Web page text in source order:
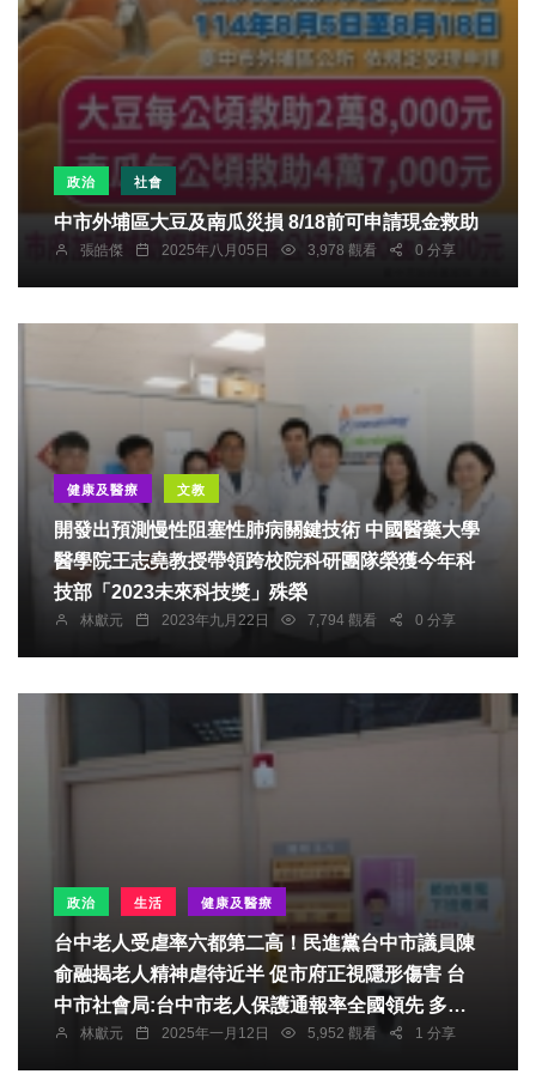
政治 社會
中市外埔區大豆及南瓜災損 8/18前可申請現金救助
張皓傑 2025年八月05日 3,978 觀看 0 分享
健康及醫療 文教
開發出預測慢性阻塞性肺病關鍵技術 中國醫藥大學
醫學院王志堯教授帶領跨校院科研團隊榮獲今年科
技部「2023未來科技獎」殊榮
林獻元 2023年九月22日 7,794 觀看 0 分享
政治 生活 健康及醫療
台中老人受虐率六都第二高！民進黨台中市議員陳
俞融揭老人精神虐待近半 促市府正視隱形傷害 台
中市社會局:台中市老人保護通報率全國領先 多管
齊下守護長者福祉
林獻元 2025年一月12日 5,952 觀看 1 分享